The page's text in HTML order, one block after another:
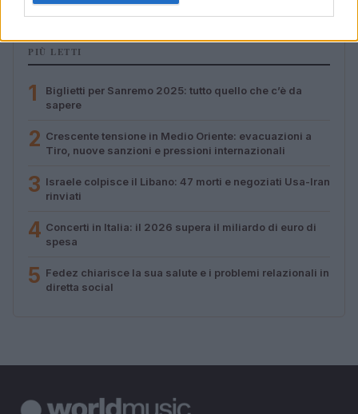
PIÙ LETTI
1
Biglietti per Sanremo 2025: tutto quello che c’è da
sapere
2 Crescente tensione in Medio Oriente: evacuazioni a
Tiro, nuove sanzioni e pressioni internazionali
3 Israele colpisce il Libano: 47 morti e negoziati Usa-Iran
rinviati
4 Concerti in Italia: il 2026 supera il miliardo di euro di
spesa
5 Fedez chiarisce la sua salute e i problemi relazionali in
diretta social